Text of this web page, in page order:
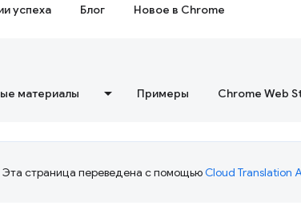
успеха Блог Новое в Chrome
материалы Примеры Chrome Web
Эта страница переведена с помощьюCloud Translation